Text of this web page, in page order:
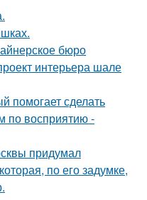
бюро
интерьера шале
помогает сделать
по восприятию -
придумал
по его задумке,